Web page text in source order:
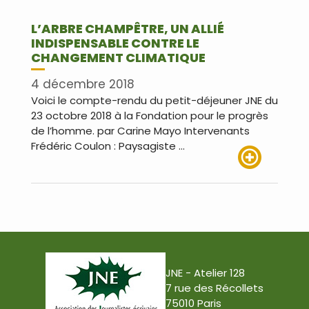
L’ARBRE CHAMPÊTRE, UN ALLIÉ
INDISPENSABLE CONTRE LE
CHANGEMENT CLIMATIQUE
4 décembre 2018
Voici le compte-rendu du petit-déjeuner JNE du
23 octobre 2018 à la Fondation pour le progrès
de l’homme. par Carine Mayo Intervenants
Frédéric Coulon : Paysagiste …
JNE - Atelier 128
7 rue des Récollets
75010 Paris